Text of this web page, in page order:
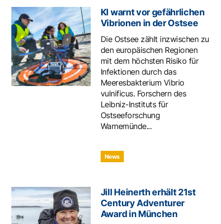
KI warnt vor gefährlichen
Vibrionen in der Ostsee
Die Ostsee zählt inzwischen zu
den europäischen Regionen
mit dem höchsten Risiko für
Infektionen durch das
Meeresbakterium Vibrio
vulnificus. Forschern des
Leibniz-Instituts für
Ostseeforschung
Warnemünde...
News
Jill Heinerth erhält 21st
Century Adventurer
Award in München